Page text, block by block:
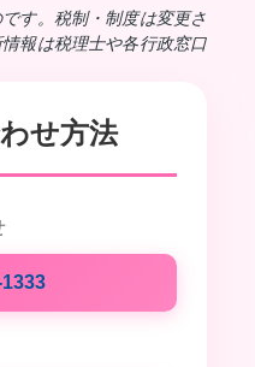
す。税制・制度は変更さ
報は税理士や各行政窓口
せ方法